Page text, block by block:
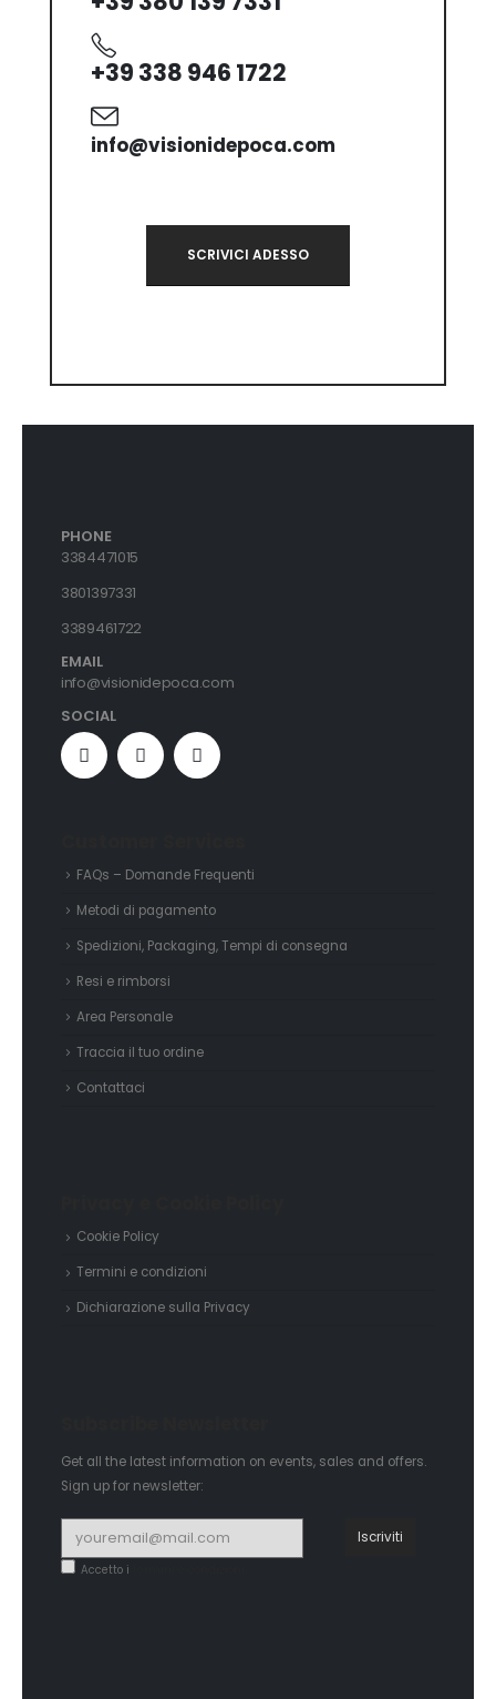
+39 338 946 1722
info@visionidepoca.com
SCRIVICI ADESSO
PHONE
3384471015
3801397331
3389461722
EMAIL
info@visionidepoca.com
SOCIAL
FAQs – Domande Frequenti
Metodi di pagamento
Spedizioni, Packaging, Tempi di consegna
Resi e rimborsi
Area Personale
Traccia il tuo ordine
Contattaci
Cookie Policy
Termini e condizioni
Dichiarazione sulla Privacy
Get all the latest information on events, sales and offers.
Sign up for newsletter:
Accetto i